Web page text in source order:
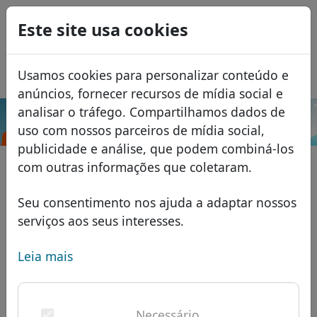
Este site usa cookies
Usamos cookies para personalizar conteúdo e
anúncios, fornecer recursos de mídia social e
analisar o tráfego. Compartilhamos dados de
uso com nossos parceiros de mídia social,
publicidade e análise, que podem combiná-los
com outras informações que coletaram.
Seu consentimento nos ajuda a adaptar nossos
serviços aos seus interesses.
Leia mais
Domínios
Banco de dados de domínios
domínios africanos
domínios asiáticos
domínios europeus
Lista de preços
Descontos
Transferir
Pesquisar
Serviços
FAQ
USD
EUR
GBP
Español
Français
Italiano
Română
Eesti
.supplies Pesquisar